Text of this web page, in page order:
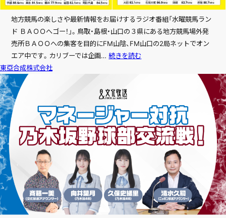
HOME
ホーム
SERVICE
サービス紹介
地方競馬の楽しさや最新情報をお届けするラジオ番組「水曜競馬ラン
ド ＢＡＯＯへゴー！」。鳥取・島根・山口の３県にある地方競馬場外発
売所ＢＡＯＯへの集客を目的にFM山陰、FM山口の2局ネットでオン
エア中です。カリブーでは企画…続きを読む
ン
グ
サ
東亞合成株式会社